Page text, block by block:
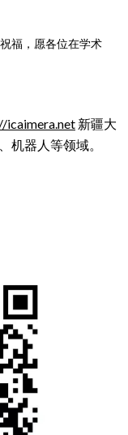
福，愿各位在学术
icaimera.net 新疆大
机器人等领域。